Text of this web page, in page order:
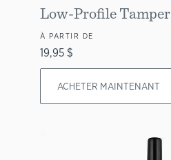
Low-Profile Tamper
À PARTIR DE
19,95 $
ACHETER MAINTENANT